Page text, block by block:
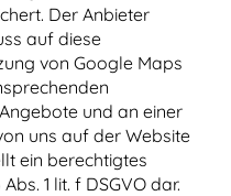
Der Anbieter
auf diese
von Google Maps
und an einer
uns auf der Website
ein berechtigtes
1 lit. f DSGVO dar.